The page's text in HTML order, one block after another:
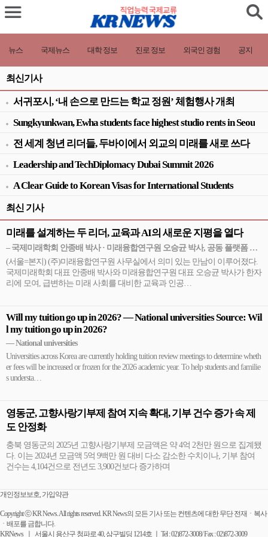
뉴스 국제뉴스 대학 정보 진로 정보 외국인 경험 공지
최신기사
서귀포시, ‘내 손으로 만드는 학교 정원’ 체험행사 개최
Sungkyunkwan, Ewha students face highest studio rents in Seou
전 세계 청년 리더들, 두바이에서 외교의 미래를 새로 쓰다
Leadership and TechDiplomacy Dubai Summit 2026
A Clear Guide to Korean Visas for International Students
최신 기사
미래를 설계하는 두 리더, 교육과 AI의 새로운 지평을 열다
– 국제미래학회 안종배 박사 · 미래융합연구원 오승균 박사, 공동 플랫폼 구
축 추진
(서울=본지) (주)미래융합연구원 사무실에서 의미 있는 만남이 이루어졌다.
국제미래학회 대표 안종배 박사와 미래융합연구원 대표 오승균 박사가 한자
리에 모여, 급변하는 미래 사회를 대비한 교육과 인공…
Will my tuition go up in 2026? — National universities Source: Wil
l my tuition go up in 2026?
— National universities
Universities across Korea are currently holding tuition review meetings to determine wheth
er fees will be increased or frozen for the 2026 academic year. To help students and familie
s understa…
영동군, 고향사랑기부제 참여 지속 확대, 기부 건수 증가 속 제
도 안정화
충북 영동군의 2025년 고향사랑기부제 모금액은 약 4억 2천만 원으로 집계됐
다. 이는 2024년 모금액 5억 9백만 원 대비 다소 감소한 수치이나, 기부 참여
건수는 4,104건으로 전년도 3,900건보다 증가하며
개인정보보호, 가입약관
Copyright ⓒ KR News. All rights reserved. KR News의 모든 기사 또는 컨텐츠에 대한 무단 전재ㆍ복사
ㆍ배포를 금합니다.
KRNews ㅣ 서울시 용산구 청파로 40, 삼구빌딩 1214호 ㅣ Tel : 02)872-3008/ Fax : 02)872-3009